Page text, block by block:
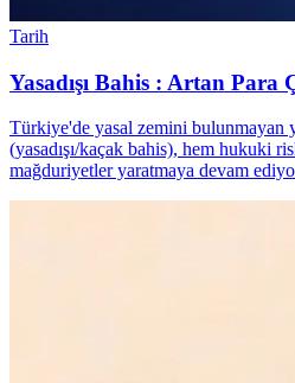
Tarih
Yasadışı Bahis : Artan Para
Türkiye'de yasal zemini bulunmayan
(yasadışı/kaçak bahis), hem hukuki
mağduriyetler yaratmaya devam